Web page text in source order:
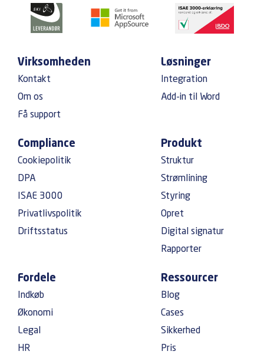
Virksomheden
Kontakt
Om os
Få support
Løsninger
Integration
Add-in til Word
Compliance
Cookiepolitik
DPA
ISAE 3000
Privatlivspolitik
Driftsstatus
Produkt
Struktur
Strømlining
Styring
Opret
Digital signatur
Rapporter
Fordele
Indkøb
Økonomi
Legal
HR
Ressourcer
Blog
Cases
Sikkerhed
Pris